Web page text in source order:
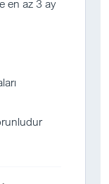
en az 3 ay